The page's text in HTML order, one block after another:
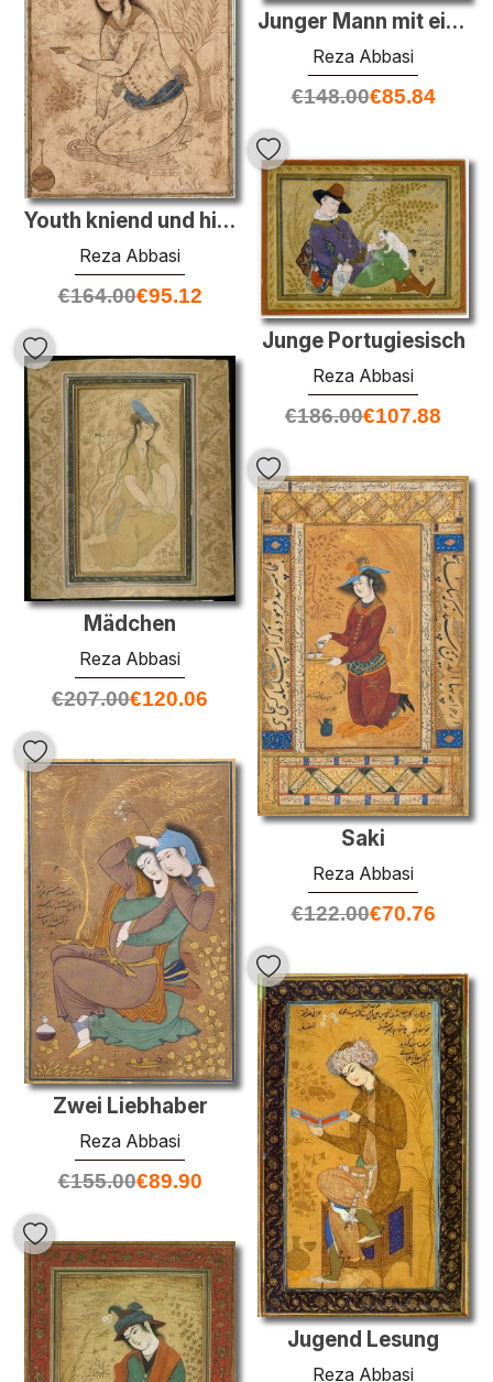
Junger Mann mit einer Flasche und einem Weinbecher
Reza Abbasi
€148.00€85.84
Youth kniend und hielt ihm eine Weinbecher
Reza Abbasi
€164.00€95.12
Junge Portugiesisch
Reza Abbasi
€186.00€107.88
Mädchen
Reza Abbasi
€207.00€120.06
Saki
Reza Abbasi
€122.00€70.76
Zwei Liebhaber
Reza Abbasi
€155.00€89.90
Jugend Lesung
Reza Abbasi